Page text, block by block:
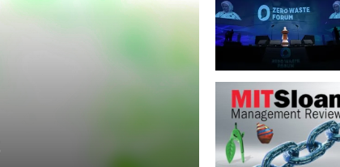
Acun
başarım Sürdürülebilirlik
‘Sorumlu’